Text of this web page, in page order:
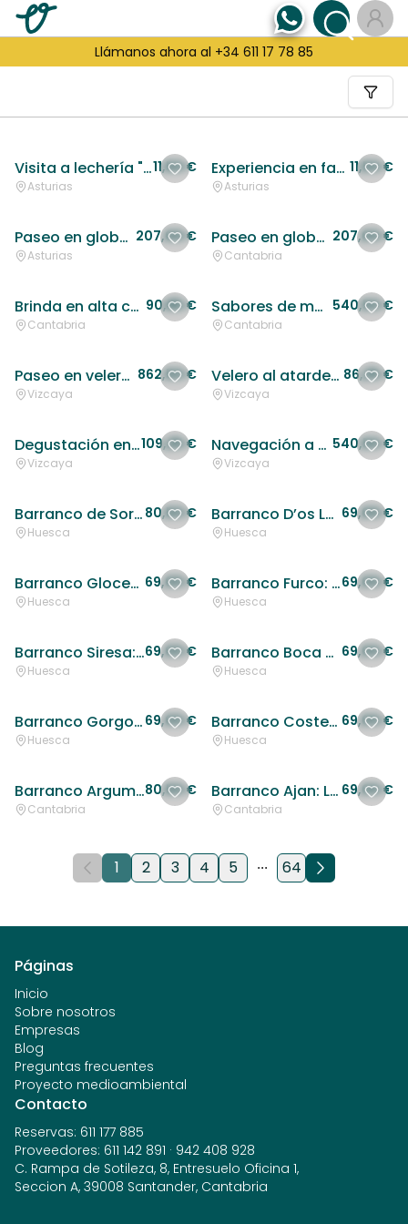
Llámanos ahora al +34 611 17 78 85
Visita a lechería "El Tayuelu"11,50 €
Asturias
Experiencia en familia con Asturcones 11,50 €
Asturias
Paseo en globo al amanecer en el corazón de Asturias 207,00 €
Asturias
Paseo en globo al amanecer en Cantabria: Un viaje sobre los Valles Pasiegos 207,00 €
Cantabria
Brinda en alta calma: Vinos y bahía al atardecer de tus sentidos 90,85 €
Cantabria
Sabores de montaña: Vino, monasterio y quesos en cuevas naturales 540,50 €
Cantabria
Paseo en velero en Getxo: Un día completo de navegación y aventura en la costa vasca 862,50 €
Vizcaya
Velero al atardecer en Getxo: Navega mientras disfrutas de una puesta de sol inolvidable 86,25 €
Vizcaya
Degustación en Bilbao a bordo de un velero: sabores y navegación en un entorno único109,25 €
Vizcaya
Navegación a vela bordeando los acantilados en la Costa Vasca 540,50 €
Vizcaya
Barranco de Sorrosal: Un descenso espectacular de barranquismo en Pirineos 80,50 €
Huesca
Barranco D’os Lucars: Aventura y emoción en el mejor barranquismo en Pirineos 69,00 €
Huesca
Barranco Gloces: Una aventura espectacular de barranquismo en Pirineos 69,00 €
Huesca
Barranco Furco: La mejor experiencia de barranquismo en Pirineos69,00 €
Huesca
Barranco Siresa: Una experiencia inolvidable de barranquismo en Pirineos69,00 €
Huesca
Barranco Boca del Infierno: Vive la emoción del barranquismo en Pirineos 69,00 €
Huesca
Barranco Gorgol: Descubre el mejor barranquismo en Pirineos 69,00 €
Huesca
Barranco Costechal: La mejor experiencia de barranquismo en Pirineos 69,00 €
Huesca
Barranco Argumedo: Un descenso vertical en uno de los barrancos más espectaculares de Cantabria80,50 €
Cantabria
Barranco Ajan: La mejor experiencia de barranquismo en Cantabria 69,00 €
Cantabria
Previous
1 2 3 4 5 64 Next
Páginas
Inicio
Sobre nosotros
Empresas
Blog
Preguntas frecuentes
Proyecto medioambiental
Contacto
Reservas: 611 177 885
Proveedores: 611 142 891 · 942 408 928
C. Rampa de Sotileza, 8, Entresuelo Oficina 1,
Seccion A, 39008 Santander, Cantabria